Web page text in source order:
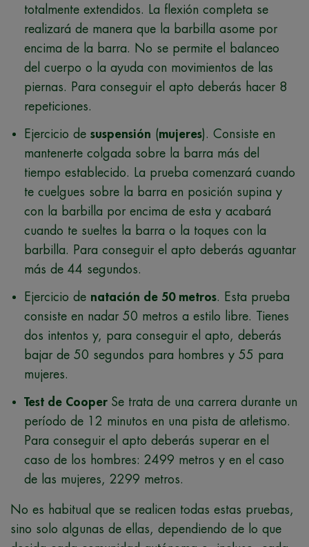
totalmente extendidos. La flexión completa se
realizará de manera que la barbilla asome por
encima de la barra. No se permite el balanceo
del cuerpo o la ayuda con movimientos de las
piernas. Para conseguir el apto deberás hacer 8
repeticiones.
Ejercicio de suspensión (mujeres). Consiste en
mantenerte colgada sobre la barra más del
tiempo establecido. La prueba comenzará cuando
te cuelgues sobre la barra en posición supina y
con la barbilla por encima de esta y acabará
cuando te sueltes la barra o la toques con la
barbilla. Para conseguir el apto deberás aguantar
más de 44 segundos.
Ejercicio de natación de 50 metros. Esta prueba
consiste en nadar 50 metros a estilo libre. Tienes
dos intentos y, para conseguir el apto, deberás
bajar de 50 segundos para hombres y 55 para
mujeres.
Test de Cooper Se trata de una carrera durante un
período de 12 minutos en una pista de atletismo.
Para conseguir el apto deberás superar en el
caso de los hombres: 2499 metros y en el caso
de las mujeres, 2299 metros.
No es habitual que se realicen todas estas pruebas,
sino solo algunas de ellas, dependiendo de lo que